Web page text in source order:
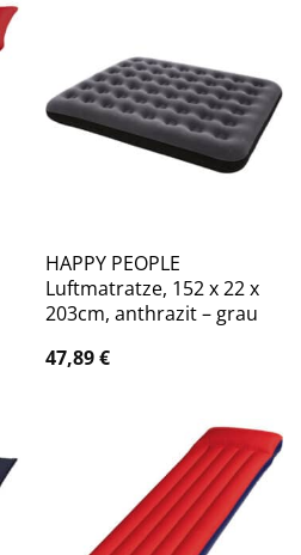
HAPPY PEOPLE
Luftmatratze, 152 x 22 x
203cm, anthrazit – grau
47,89€